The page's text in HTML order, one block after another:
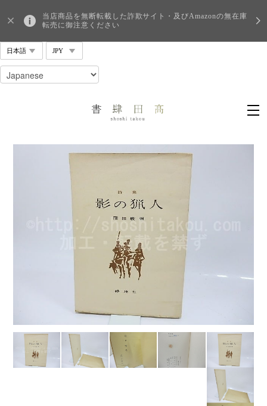
当店商品を無断転載した詐欺サイト・及びAmazonの無在庫
転売に御注意ください